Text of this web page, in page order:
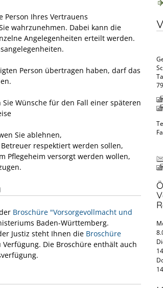
Person Ihres Vertrauens
wahrzunehmen. Dabei kann die
Angelegenheiten erteilt werden.
Person übertragen haben, darf das
Wünsche für den Fall einer späteren
Sie ablehnen,
respektiert werden sollen,
Pflegeheim versorgt werden wollen,
Broschüre "Vorsorgevollmacht und
Baden-Württemberg.
Justiz steht Ihnen die Broschüre
Verfügung. Die Broschüre enthält auch